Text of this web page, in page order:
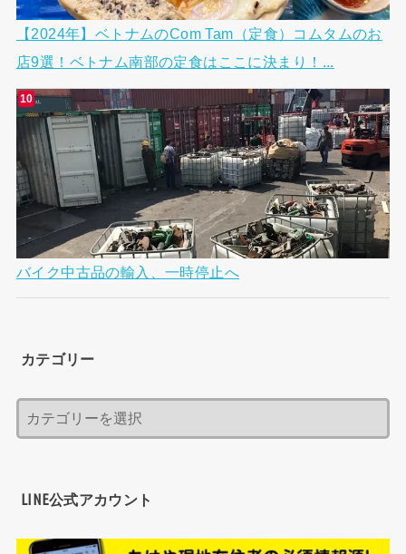
【2024年】ベトナムのCom Tam（定食）コムタムのお
店9選！ベトナム南部の定食はここに決まり！...
バイク中古品の輸入、一時停止へ
カテゴリー
LINE公式アカウント